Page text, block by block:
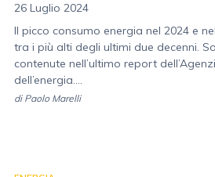
26 Luglio 2024
Il picco consumo energia nel 2024 e
tra i più alti degli ultimi due decenni.
contenute nell’ultimo report
dell’energia....
di Paolo Marelli